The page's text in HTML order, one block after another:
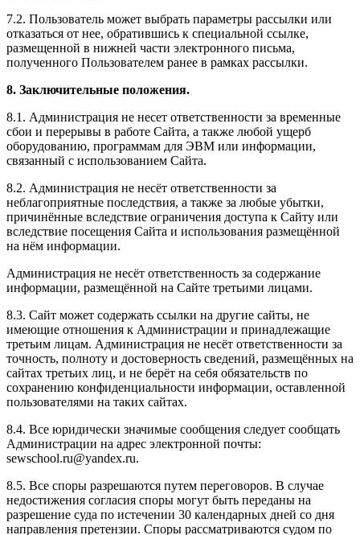
7.2. Пользователь может выбрать параметры рассылки или
отказаться от нее, обратившись к специальной ссылке,
размещенной в нижней части электронного письма,
полученного Пользователем ранее в рамках рассылки.
8. Заключительные положения.
8.1. Администрация не несет ответственности за временные
сбои и перерывы в работе Сайта, а также любой ущерб
оборудованию, программам для ЭВМ или информации,
связанный с использованием Сайта.
8.2. Администрация не несёт ответственности за
неблагоприятные последствия, а также за любые убытки,
причинённые вследствие ограничения доступа к Сайту или
вследствие посещения Сайта и использования размещённой
на нём информации.
Администрация не несёт ответственность за содержание
информации, размещённой на Сайте третьими лицами.
8.3. Сайт может содержать ссылки на другие сайты, не
имеющие отношения к Администрации и принадлежащие
третьим лицам. Администрация не несёт ответственности за
точность, полноту и достоверность сведений, размещённых на
сайтах третьих лиц, и не берёт на себя обязательств по
сохранению конфиденциальности информации, оставленной
пользователями на таких сайтах.
8.4. Все юридически значимые сообщения следует сообщать
Администрации на адрес электронной почты:
sewschool.ru@yandex.ru.
8.5. Все споры разрешаются путем переговоров. В случае
недостижения согласия споры могут быть переданы на
разрешение суда по истечении 30 календарных дней со дня
направления претензии. Споры рассматриваются судом по